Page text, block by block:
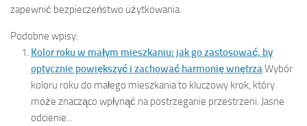
zapewnić bezpieczeństwo użytkowania.
Podobne wpisy:
Kolor roku w małym mieszkaniu: jak go zastosować, by
optycznie powiększyć i zachować harmonię wnętrzaWybór
koloru roku do małego mieszkania to kluczowy krok, który
może znacząco wpłynąć na postrzeganie przestrzeni. Jasne
odcienie...